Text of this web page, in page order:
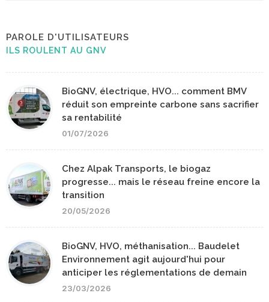
PAROLE D'UTILISATEURS
ILS ROULENT AU GNV
BioGNV, électrique, HVO... comment BMV
réduit son empreinte carbone sans sacrifier
sa rentabilité
01/07/2026
Chez Alpak Transports, le biogaz
progresse... mais le réseau freine encore la
transition
20/05/2026
BioGNV, HVO, méthanisation... Baudelet
Environnement agit aujourd'hui pour
anticiper les réglementations de demain
23/03/2026